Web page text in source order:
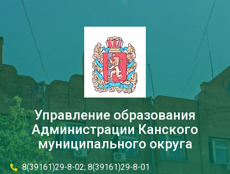
Управление образования
Администрации Канского
муниципального округа
8(39161)29-8-02; 8(39161)29-8-01